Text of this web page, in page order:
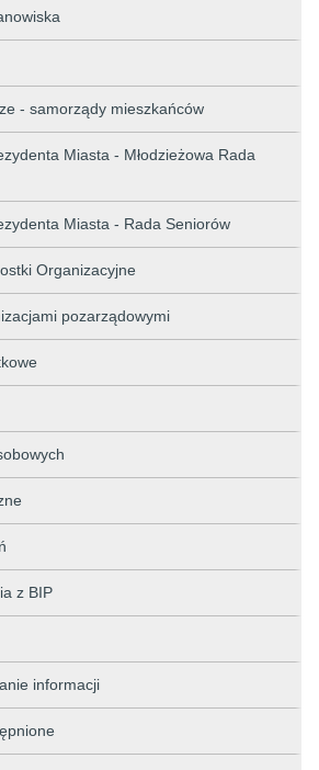
- samorządy mieszkańców
Miasta - Młodzieżowa Rada
Miasta - Rada Seniorów
Organizacyjne
pozarządowymi
z BIP
informacji